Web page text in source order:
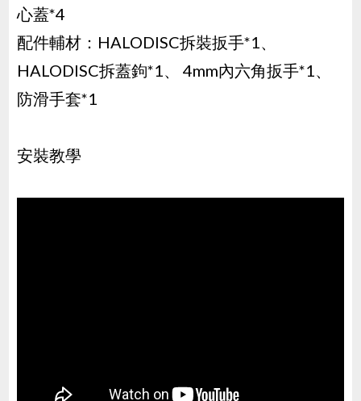
心蓋*4
配件輔材：HALODISC拆裝扳手*1、
HALODISC拆蓋鉤*1、 4mm內六角扳手*1、
防滑手套*1
安裝教學